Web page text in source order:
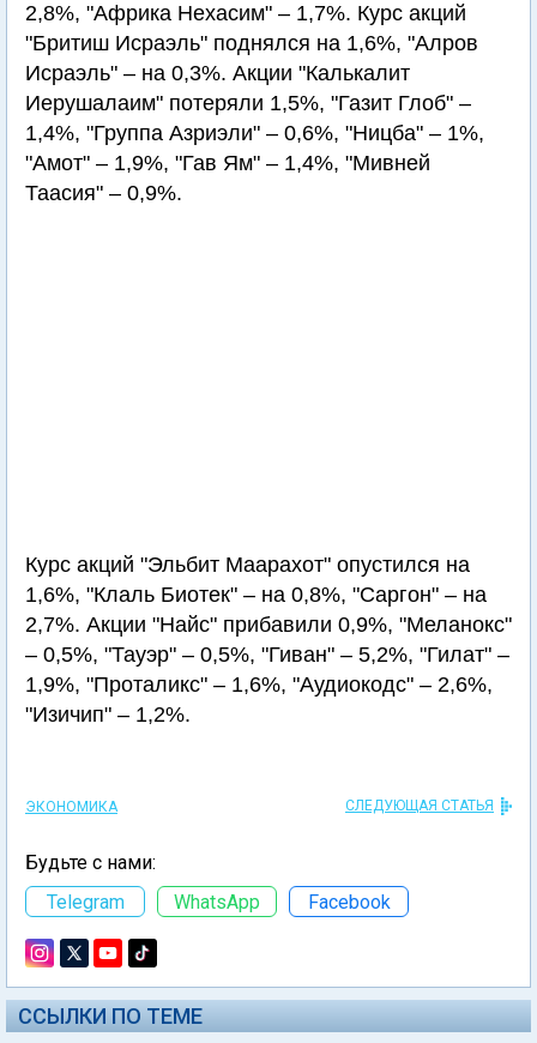
2,8%, "Африка Нехасим" – 1,7%. Курс акций
"Бритиш Исраэль" поднялся на 1,6%, "Алров
Исраэль" – на 0,3%. Акции "Калькалит
Иерушалаим" потеряли 1,5%, "Газит Глоб" –
1,4%, "Группа Азриэли" – 0,6%, "Ницба" – 1%,
"Амот" – 1,9%, "Гав Ям" – 1,4%, "Мивней
Таасия" – 0,9%.
Курс акций "Эльбит Маарахот" опустился на
1,6%, "Клаль Биотек" – на 0,8%, "Саргон" – на
2,7%. Акции "Найс" прибавили 0,9%, "Меланокс"
– 0,5%, "Тауэр" – 0,5%, "Гиван" – 5,2%, "Гилат" –
1,9%, "Проталикс" – 1,6%, "Аудиокодс" – 2,6%,
"Изичип" – 1,2%.
ЭКОНОМИКА СЛЕДУЮЩАЯ СТАТЬЯ
Будьте с нами:
Telegram
WhatsApp Facebook
ССЫЛКИ ПО ТЕМЕ